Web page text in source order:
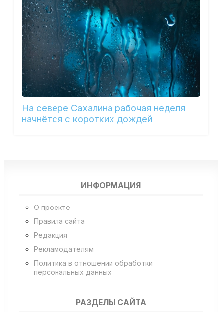
На севере Сахалина рабочая неделя
начнётся с коротких дождей
ИНФОРМАЦИЯ
О проекте
Правила сайта
Редакция
Рекламодателям
Политика в отношении обработки
персональных данных
РАЗДЕЛЫ САЙТА